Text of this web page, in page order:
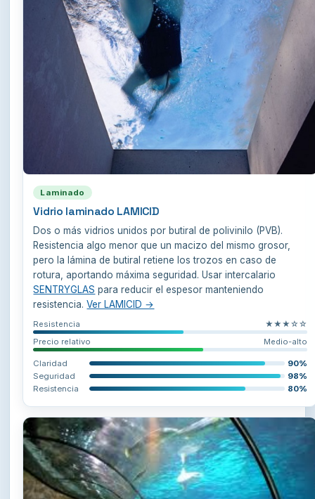
Laminado
Vidrio laminado LAMICID
Dos o más vidrios unidos por butiral de polivinilo (PVB).
Resistencia algo menor que un macizo del mismo grosor,
pero la lámina de butiral retiene los trozos en caso de
rotura, aportando máxima seguridad. Usar intercalario
SENTRYGLAS para reducir el espesor manteniendo
resistencia.Ver LAMICID →
Resistencia
★★★☆☆
Precio relativo
Medio-alto
Claridad
90%
Seguridad
98%
Resistencia
80%